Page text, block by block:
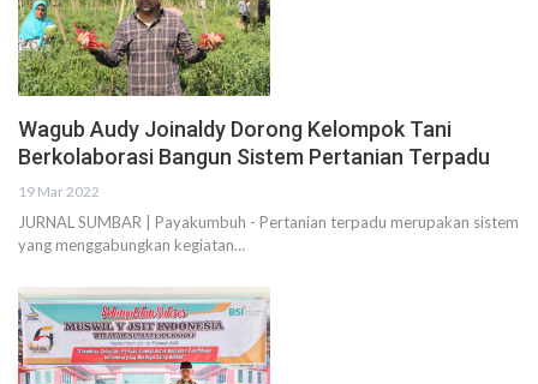
Wagub Audy Joinaldy Dorong Kelompok Tani
Berkolaborasi Bangun Sistem Pertanian Terpadu
19 Mar 2022
JURNAL SUMBAR | Payakumbuh - Pertanian terpadu merupakan sistem
yang menggabungkan kegiatan…